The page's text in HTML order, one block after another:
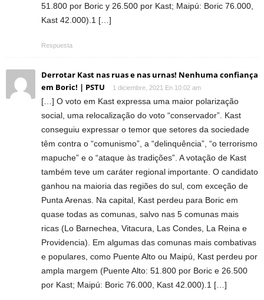
51.800 por Boric y 26.500 por Kast; Maipú: Boric 76.000,
Kast 42.000).1 […]
Respuesta
Derrotar Kast nas ruas e nas urnas! Nenhuma confiança
em Boric! | PSTU
1 diciembre, 2021 En 10:02 am
[…] O voto em Kast expressa uma maior polarização
social, uma relocalização do voto “conservador”. Kast
conseguiu expressar o temor que setores da sociedade
têm contra o “comunismo”, a “delinquência”, “o terrorismo
mapuche” e o “ataque às tradições”. A votação de Kast
também teve um caráter regional importante. O candidato
ganhou na maioria das regiões do sul, com exceção de
Punta Arenas. Na capital, Kast perdeu para Boric em
quase todas as comunas, salvo nas 5 comunas mais
ricas (Lo Barnechea, Vitacura, Las Condes, La Reina e
Providencia). Em algumas das comunas mais combativas
e populares, como Puente Alto ou Maipú, Kast perdeu por
ampla margem (Puente Alto: 51.800 por Boric e 26.500
por Kast; Maipú: Boric 76.000, Kast 42.000).1 […]